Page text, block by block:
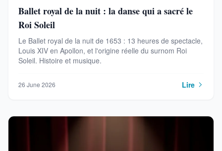
Ballet royal de la nuit : la danse qui a sacré le
Roi Soleil
Le Ballet royal de la nuit de 1653 : 13 heures de spectacle,
Louis XIV en Apollon, et l'origine réelle du surnom Roi
Soleil. Histoire et musique.
26 June 2026 Lire